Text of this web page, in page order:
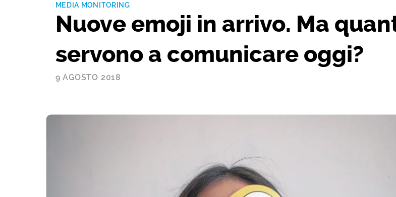
MEDIA MONITORING
Nuove emoji in arrivo. Ma
servono a comunicare oggi?
9 AGOSTO 2018